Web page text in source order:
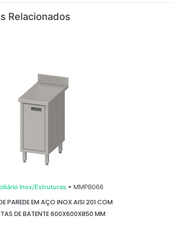
Relacionados
Inox/Estruturas • MMPB066
PAREDE EM AÇO INOX AISI 201 COM
DE BATENTE 600X600X850 MM